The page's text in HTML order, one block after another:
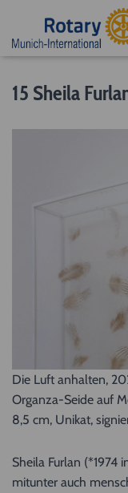
15 Sheila
Die Luft anhalten,
Organza-Seide auf
8,5 cm, Unikat,
Sheila Furlan (*1974
mitunter auch